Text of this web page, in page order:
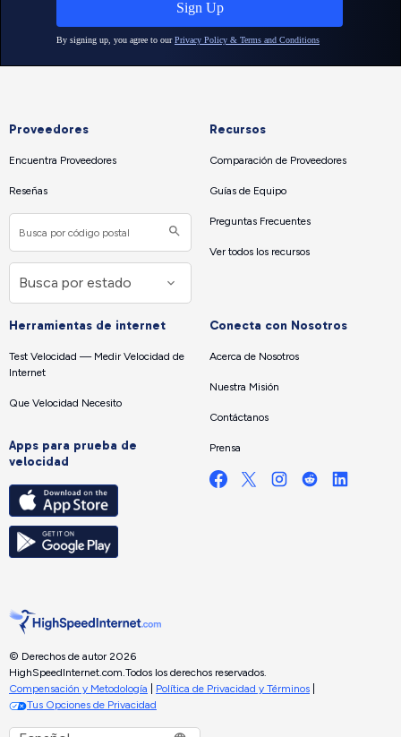
Proveedores
Encuentra Proveedores
Reseñas
Recursos
Comparación de Proveedores
Guías de Equipo
Preguntas Frecuentes
Ver todos los recursos
Herramientas de internet
Test Velocidad — Medir Velocidad de
Internet
Que Velocidad Necesito
Apps para prueba de
velocidad
Conecta con Nosotros
Acerca de Nosotros
Nuestra Misión
Contáctanos
Prensa
© Derechos de autor 2026
HighSpeedInternet.com. Todos los derechos reservados.
Compensación y Metodología
Política de Privacidad y Términos
Tus Opciones de Privacidad